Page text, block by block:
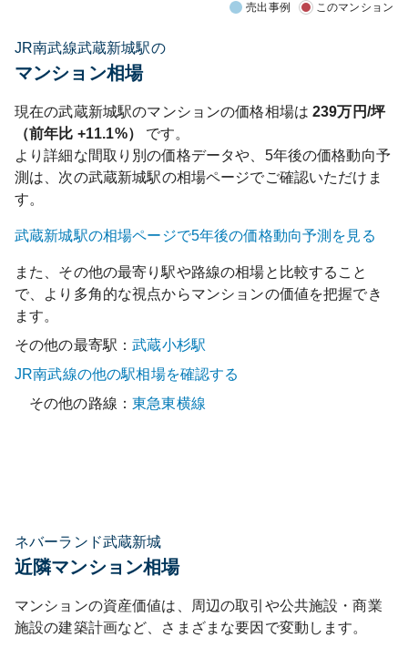
売出事例 このマンション
JR南武線武蔵新城駅の
マンション相場
現在の武蔵新城駅のマンションの価格相場は 239万円/坪
（前年比 +11.1%）
です。
より詳細な間取り別の価格データや、5年後の価格動向予
測は、次の武蔵新城駅の相場ページでご確認いただけま
す。
武蔵新城駅の相場ページで5年後の価格動向予測を見る
また、その他の最寄り駅や路線の相場と比較すること
で、より多角的な視点からマンションの価値を把握でき
ます。
その他の最寄駅：武蔵小杉駅
JR南武線の他の駅相場を確認する
その他の路線：東急東横線
ネバーランド武蔵新城
近隣マンション相場
マンションの資産価値は、周辺の取引や公共施設・商業
施設の建築計画など、さまざまな要因で変動します。